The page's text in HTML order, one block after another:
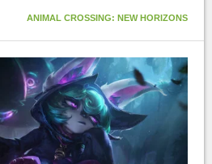
ANIMAL CROSSING: NEW HORIZONS